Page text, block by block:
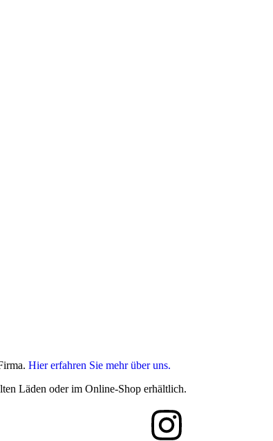
Hier erfahren Sie mehr über uns.
Läden oder im Online-Shop erhältlich.